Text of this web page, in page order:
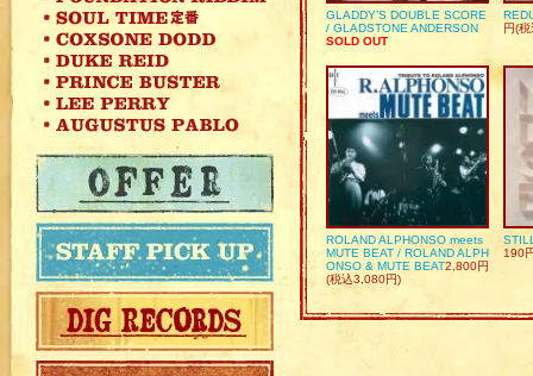
GLADDY’S DOUBLE SCORE
/ GLADSTONE ANDERSON
SOLD OUT
円(
ROLAND ALPHONSO meets
MUTE BEAT / ROLAND ALPH
ONSO & MUTE BEAT2,800円
(税込3,080円)
190